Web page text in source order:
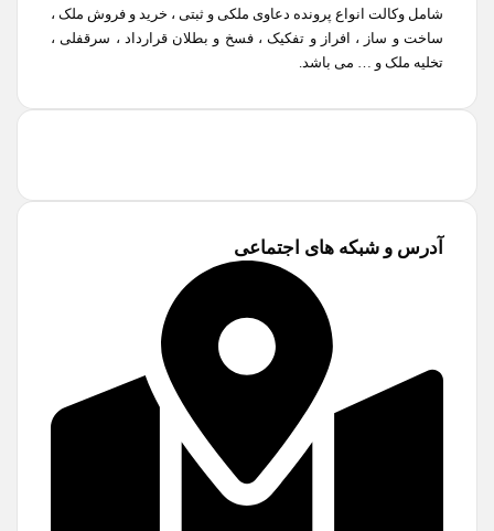
شامل وکالت انواع پرونده دعاوی ملکی و ثبتی ، خرید و فروش ملک ،
ساخت و ساز ، افراز و تفکیک ، فسخ و بطلان قرارداد ، سرقفلی ،
تخلیه ملک و … می باشد.
آدرس و شبکه های اجتماعی